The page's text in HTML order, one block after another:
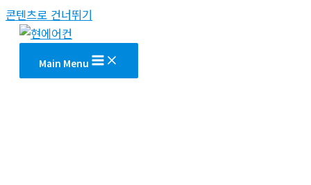
콘텐츠로 건너뛰기
Main Menu